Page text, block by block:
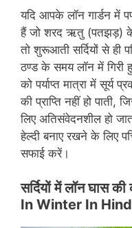
यदि आपके लॉन गार्डन में
हैं जो शरद ऋतु (पतझड़) के
तो शुरूआती सर्दियों से ही
ठण्ड के समय लॉन में गिरी
को पर्याप्त मात्रा में सूर्य
की प्राप्ति नहीं हो पाती,
लिए अतिसंवेदनशील हो
हेल्दी बनाए रखने के लिए
सफाई करें।
सर्दियों में लॉन घास
In Winter In